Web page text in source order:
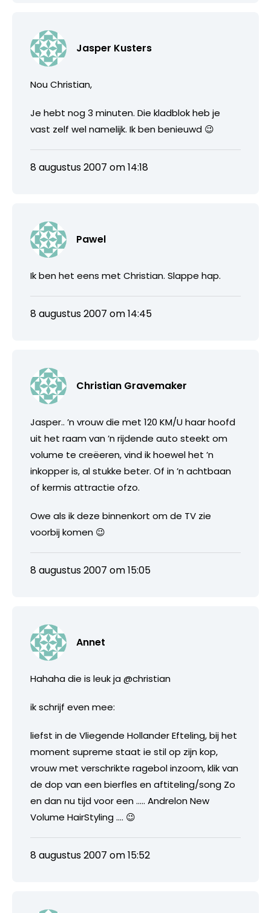
Jasper Kusters
Nou Christian,
Je hebt nog 3 minuten. Die kladblok heb je
vast zelf wel namelijk. Ik ben benieuwd 😉
8 augustus 2007 om 14:18
Pawel
Ik ben het eens met Christian. Slappe hap.
8 augustus 2007 om 14:45
Christian Gravemaker
Jasper.. ’n vrouw die met 120 KM/U haar hoofd
uit het raam van ’n rijdende auto steekt om
volume te creëeren, vind ik hoewel het ’n
inkopper is, al stukke beter. Of in ’n achtbaan
of kermis attractie ofzo.
Owe als ik deze binnenkort om de TV zie
voorbij komen 😉
8 augustus 2007 om 15:05
Annet
Hahaha die is leuk ja @christian
ik schrijf even mee:
liefst in de Vliegende Hollander Efteling, bij het
moment supreme staat ie stil op zijn kop,
vrouw met verschrikte ragebol inzoom, klik van
de dop van een bierfles en aftiteling/song Zo
en dan nu tijd voor een ….. Andrelon New
Volume HairStyling …. 😉
8 augustus 2007 om 15:52